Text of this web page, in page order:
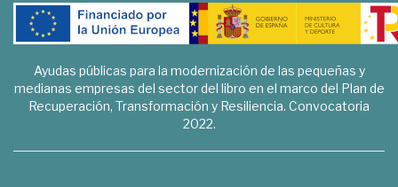
Ayudas públicas para la modernización de las pequeñas y
medianas empresas del sector del libro en el marco del Plan de
Recuperación, Transformación y Resiliencia. Convocatoria
2022.